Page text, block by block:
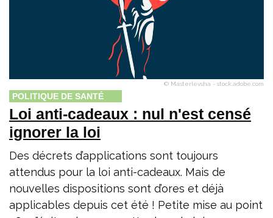
© Masterlevsha - stock.adobe.com
POLITIQUE DE SANTÉ
Loi anti-cadeaux : nul n'est censé
ignorer la loi
Des décrets d’applications sont toujours
attendus pour la loi anti-cadeaux. Mais de
nouvelles dispositions sont d’ores et déjà
applicables depuis cet été ! Petite mise au point